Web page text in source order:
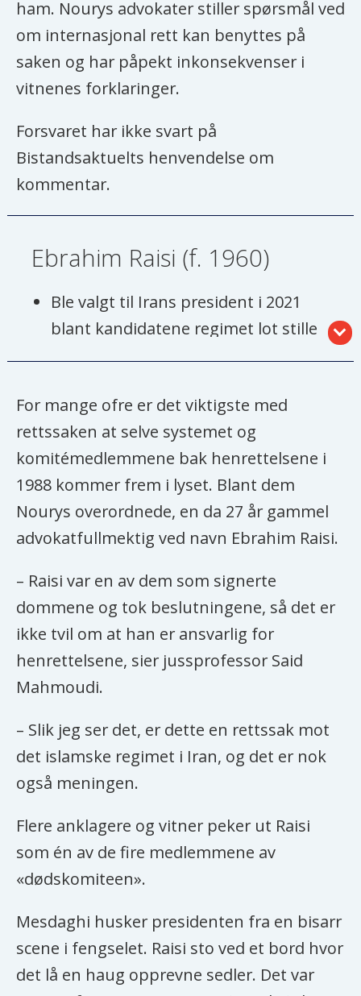
ham. Nourys advokater stiller spørsmål ved
om internasjonal rett kan benyttes på
saken og har påpekt inkonsekvenser i
vitnenes forklaringer.
Forsvaret har ikke svart på
Bistandsaktuelts henvendelse om
kommentar.
Ebrahim Raisi (f. 1960)
Ble valgt til Irans president i 2021
blant kandidatene regimet lot stille
landets øverste leder, ayatollah
Khamenei, nær.
Prestesønn fra byen Mashhad. 61 år
gammel med religiøs utdanning fra
den for sjiamuslimer hellige byen
Gjorde karriere innad landets
religiøse rettssystem, som han i
2019 ble utnevnt til øverste sjef for.
Beskyldes av regimekritikere og
for massehenrettelsene i 1988 på
medlemmer av den islamistiske
venstregeriljaen Folkets Mujahedin
venstresiden. Raisi var da
advokatfullmektig i en av
dødskomiteene som på summarisk
vis dømte fangene til døden.
Kilder: Encyclopedia Britannica, BBC
For mange ofre er det viktigste med
rettssaken at selve systemet og
komitémedlemmene bak henrettelsene i
1988 kommer frem i lyset. Blant dem
Nourys overordnede, en da 27 år gammel
advokatfullmektig ved navn Ebrahim Raisi.
– Raisi var en av dem som signerte
dommene og tok beslutningene, så det er
ikke tvil om at han er ansvarlig for
henrettelsene, sier jussprofessor Said
Mahmoudi.
– Slik jeg ser det, er dette en rettssak mot
det islamske regimet i Iran, og det er nok
også meningen.
Flere anklagere og vitner peker ut Raisi
som én av de fire medlemmene av
«dødskomiteen».
Mesdaghi husker presidenten fra en bisarr
scene i fengselet. Raisi sto ved et bord hvor
det lå en haug opprevne sedler. Det var